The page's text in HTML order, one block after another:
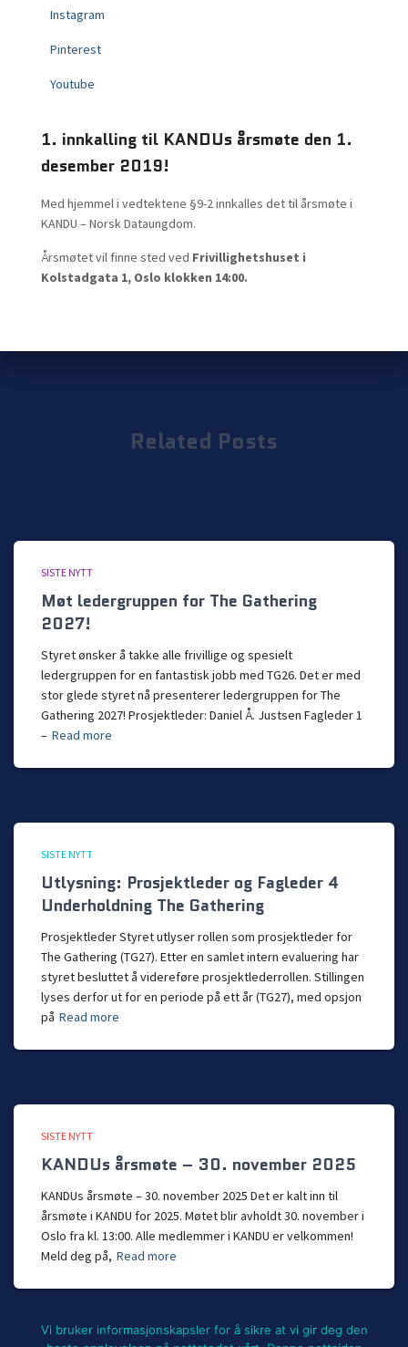
Instagram
Pinterest
Youtube
1. innkalling til KANDUs årsmøte den 1.
desember 2019!
Med hjemmel i vedtektene §9-2 innkalles det til årsmøte i
KANDU – Norsk Dataungdom.
Årsmøtet vil finne sted ved Frivillighetshuset i
Kolstadgata 1, Oslo klokken 14:00.
Related Posts
SISTE NYTT
Møt ledergruppen for The Gathering
2027!
Styret ønsker å takke alle frivillige og spesielt
ledergruppen for en fantastisk jobb med TG26. Det er med
stor glede styret nå presenterer ledergruppen for The
Gathering 2027! Prosjektleder: Daniel Å. Justsen Fagleder 1
– Read more
SISTE NYTT
Utlysning: Prosjektleder og Fagleder 4
Underholdning The Gathering
Prosjektleder Styret utlyser rollen som prosjektleder for
The Gathering (TG27). Etter en samlet intern evaluering har
styret besluttet å videreføre prosjektlederrollen. Stillingen
lyses derfor ut for en periode på ett år (TG27), med opsjon
på Read more
SISTE NYTT
KANDUs årsmøte – 30. november 2025
KANDUs årsmøte – 30. november 2025 Det er kalt inn til
årsmøte i KANDU for 2025. Møtet blir avholdt 30. november i
Oslo fra kl. 13:00. Alle medlemmer i KANDU er velkommen!
Meld deg på, Read more
Vi bruker informasjonskapsler for å sikre at vi gir deg den